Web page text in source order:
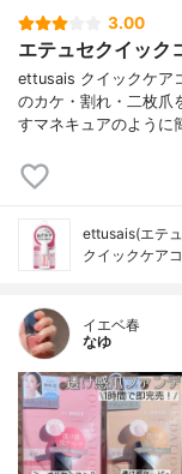
3.00
エテュセクイック
ettusais クイックケア
のカケ・割れ・二枚爪
すマネキュアのように
ettusais(エテ
クイックケア
イエベ春
なゆ